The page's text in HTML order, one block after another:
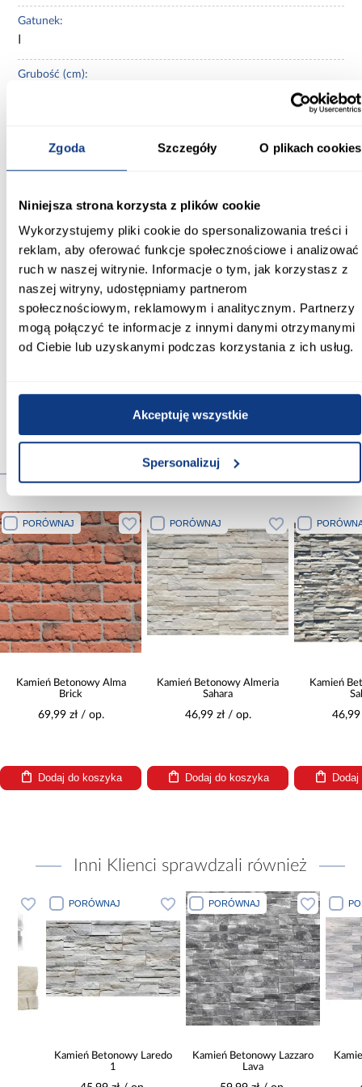
Zgoda Szczegóły O plikach cookies
Niniejsza strona korzysta z plików cookie
Wykorzystujemy pliki cookie do spersonalizowania treści i
reklam, aby oferować funkcje społecznościowe i analizować
ruch w naszej witrynie. Informacje o tym, jak korzystasz z
naszej witryny, udostępniamy partnerom
społecznościowym, reklamowym i analitycznym. Partnerzy
mogą połączyć te informacje z innymi danymi otrzymanymi
od Ciebie lub uzyskanymi podczas korzystania z ich usług.
Akceptuję wszystkie
Spersonalizuj
Gatunek:
Grubość (cm):
10
Impregnacja:
Nie
Klasa ścieralności:
nie dotyczy
Materiał wykonania:
Zobacz więcej >
Produkty alternatywne
PORÓWNAJ
Kamień Betonowy Alma
Brick
69,99 zł / op.
Dodaj do koszyka
PORÓWNAJ
Kamień Betonowy Almeria
Sahara
46,99 zł / op.
Dodaj do koszyka
Kamień
46,99
Inni Klienci sprawdzali również
PORÓWNAJ
Kamień Betonowy Laredo
PORÓWNAJ
Kamień Betonowy Lazzaro
Kamień